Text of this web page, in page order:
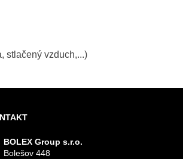
stlačený vzduch,...)
BOLEX Group s.r.o.
Bolešov 448